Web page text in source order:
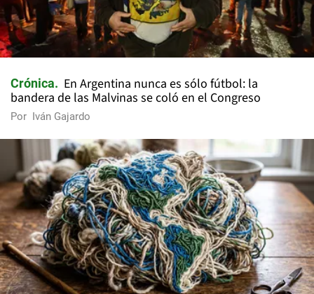
Crónica
En Argentina nunca es sólo fútbol: la
bandera de las Malvinas se coló en el Congreso
Por Iván Gajardo